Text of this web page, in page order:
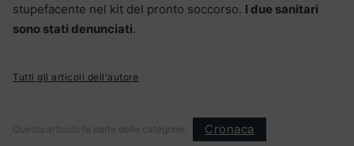
stupefacente nel kit del pronto soccorso. I due sanitari
sono stati denunciati.
Tutti gli articoli dell'autore
Questo articolo fa parte delle categorie: Cronaca